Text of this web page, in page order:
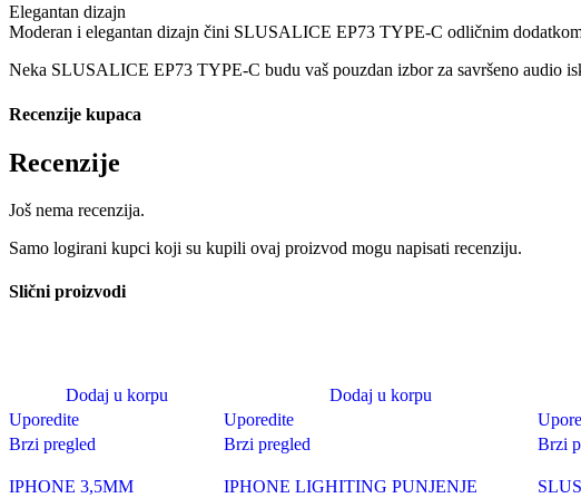
Elegantan dizajn
Moderan i elegantan dizajn čini SLUSALICE EP73 TYPE-C odličnim
Neka SLUSALICE EP73 TYPE-C budu vaš pouzdan izbor za savršeno audio
Recenzije kupaca
Recenzije
Još nema recenzija.
Samo logirani kupci koji su kupili ovaj proizvod mogu napisati recenziju.
Slični proizvodi
Dodaj u korpu
Uporedite
Brzi pregled
IPHONE 3,5MM
Dodaj u korpu
Uporedite
Brzi pregled
IPHONE LIGHITING PUNJENJE
Brzi